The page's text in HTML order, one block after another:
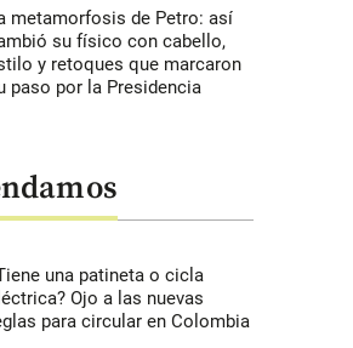
metamorfosis de Petro: así
su físico con cabello,
y retoques que marcaron
paso por la Presidencia
una patineta o cicla
Ojo a las nuevas
para circular en Colombia